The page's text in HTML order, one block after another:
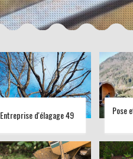
Entreprise d'élagage 49 Pose